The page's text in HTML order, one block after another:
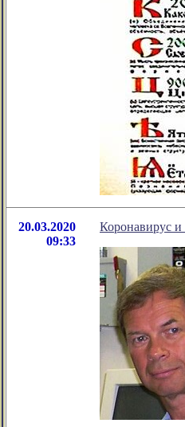
20.03.2020
09:33
Коронавирус